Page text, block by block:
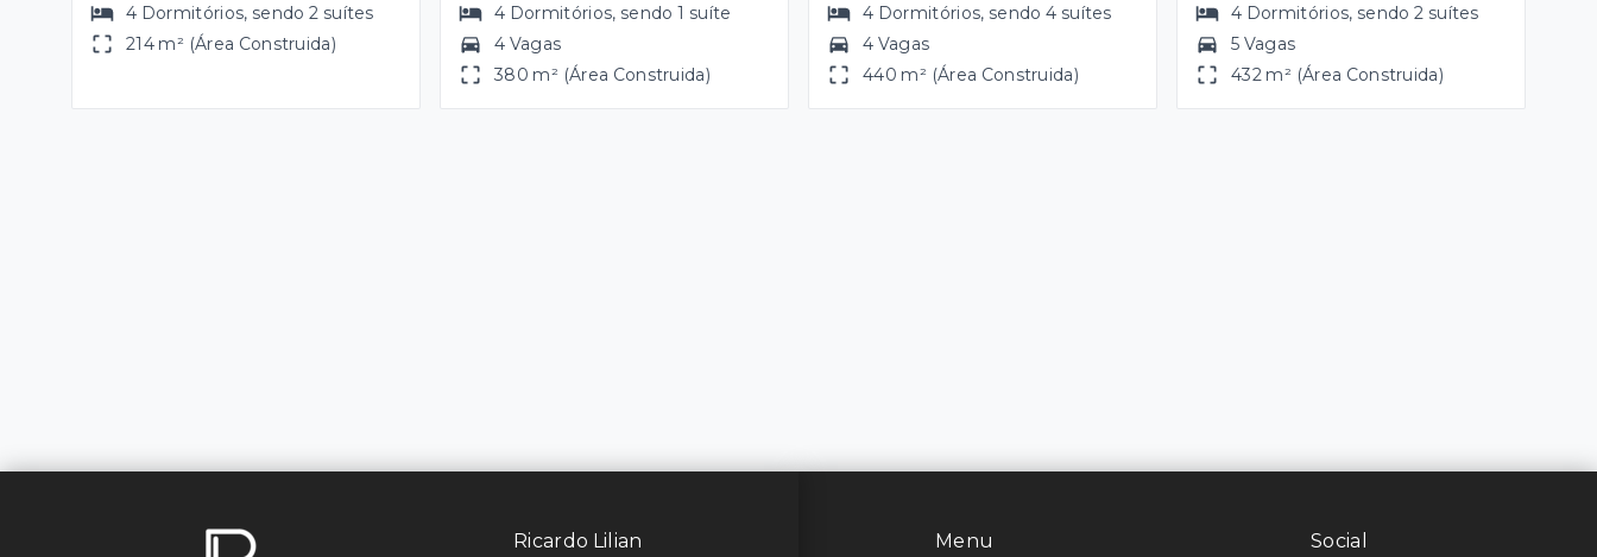
4 Dormitórios, sendo2 suítes
214 m² (Área Construida)
4 Dormitórios, sendo1 suíte
4 Vagas
380 m² (Área Construida)
4 Dormitórios, sendo4 suítes
4 Vagas
440 m² (Área Construida)
4 Dormitórios, sendo2 suítes
5 Vagas
432 m² (Área Construida)
Menu Social
Ricardo Lilian